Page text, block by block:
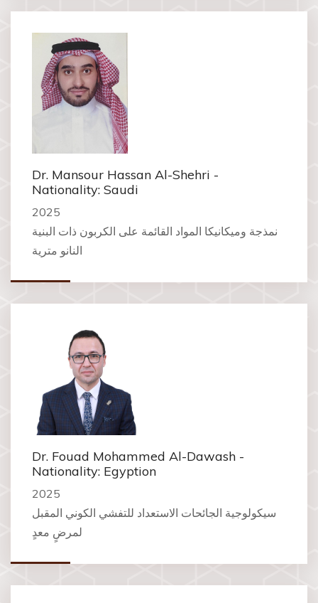
Dr. Mansour Hassan Al-Shehri -
Nationality: Saudi
2025
نمذجة وميكانيكا المواد القائمة على الكربون ذات البنية
النانو مترية
Dr. Fouad Mohammed Al-Dawash -
Nationality: Egyption
2025
سيكولوجية الجائحات الاستعداد للتفشي الكوني المقبل
لمرضٍ معدٍ